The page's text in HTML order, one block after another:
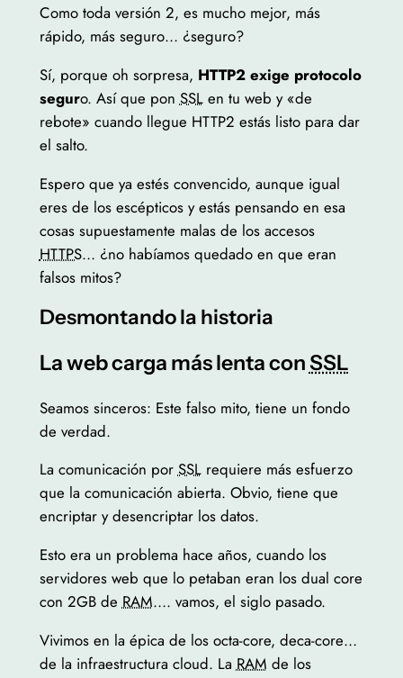
Como toda versión 2, es mucho mejor, más
rápido, más seguro… ¿seguro?
Sí, porque oh sorpresa, HTTP2 exige protocolo
seguro. Así que pon SSLen tu web y «de
rebote» cuando llegue HTTP2 estás listo para dar
el salto.
Espero que ya estés convencido, aunque igual
eres de los escépticos y estás pensando en esa
cosas supuestamente malas de los accesos
HTTPS… ¿no habíamos quedado en que eran
falsos mitos?
Desmontando la historia
La web carga más lenta conSSL
Seamos sinceros: Este falso mito, tiene un fondo
de verdad.
La comunicación porSSLrequiere más esfuerzo
que la comunicación abierta. Obvio, tiene que
encriptar y desencriptar los datos.
Esto era un problema hace años, cuando los
servidores web que lo petaban eran los dual core
con 2GB deRAM…. vamos, el siglo pasado.
Vivimos en la épica de los octa-core, deca-core…
de la infraestructura cloud. LaRAM de los